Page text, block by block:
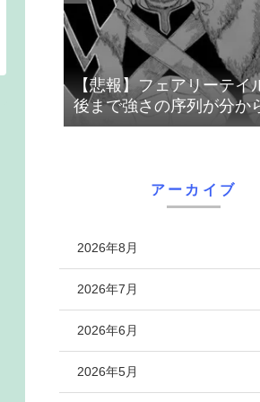
【悲報】フェアリーテイ
後まで強さの序列が分か
アーカイブ
2026年8月
2026年7月
2026年6月
2026年5月